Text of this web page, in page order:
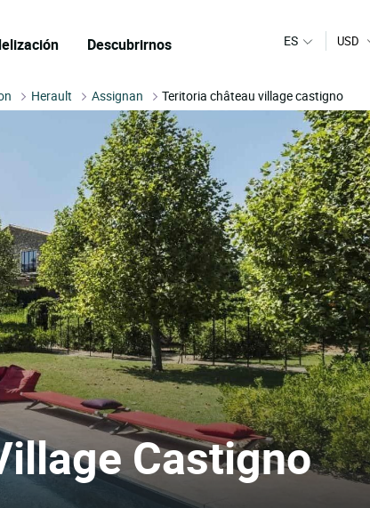
Descubrirnos ES USD
Herault Assignan Teritoria château village castigno
Castigno